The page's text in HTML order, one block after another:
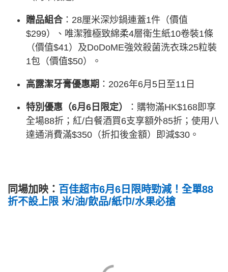
贈品組合：28厘米深炒鍋連蓋1件（價值
$299）、唯潔雅極致綿柔4層衛生紙10卷裝1條
（價值$41）及DoDoME強效殺菌洗衣珠25粒裝
1包（價值$50）。
高露潔牙膏優惠期 ：2026年6月5日至11日
特別優惠（6月6日限定）
：購物滿HK$168即享
全場88折；紅/白餐酒買6支享額外85折；使用八
達通消費滿$350（折扣後金額）即減$30。
同場加映： 百佳超市6月6日限時勁減！全單88
折不設上限 米/油/飲品/紙巾/水果必搶